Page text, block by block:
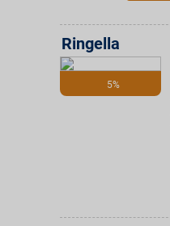
5%
Ringella